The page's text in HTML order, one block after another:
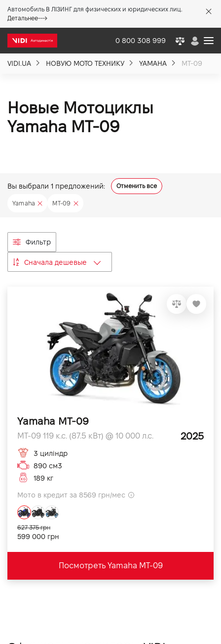
Автомобиль В ЛІЗИНГ для физических и юридических лиц.
Детальнее
0 800 308 999
VIDI.UA НОВУЮ МОТО ТЕХНИКУ YAMAHA MT-09
Новые Мотоциклы
Yamaha MT-09
Вы выбрали 1 предложений: Отменить все
Yamaha MT-09
Фильтр
Сначала дешевые
Yamaha MT-09
MT-09 119 к.с. (87.5 кВт) @ 10 000 л.с. 2025
3 циліндр
890 см3
189 кг
Мото в кредит за 8569 грн/мес
599 000 грн
627 375 грн
Посмотреть Yamaha MT-09
Акции %
Новости
Вакансии
VIDI Карьера
Контакты
Підпишись на наш канал та слідкуй за
акціями, послугами та новинками